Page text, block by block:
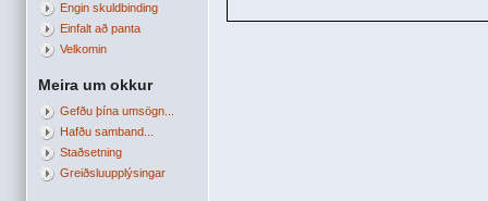
Engin skuldbinding
Einfalt að panta
Velkomin
Meira um okkur
Gefðu þína umsögn...
Hafðu samband...
Staðsetning
Greiðsluupplýsingar